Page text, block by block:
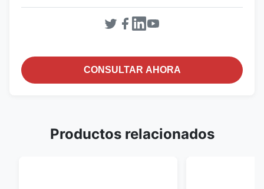
CONSULTAR AHORA
Productos relacionados